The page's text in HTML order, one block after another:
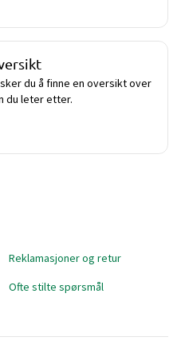
du å finne en oversikt over
du leter etter.
Reklamasjoner og retur
Ofte stilte spørsmål